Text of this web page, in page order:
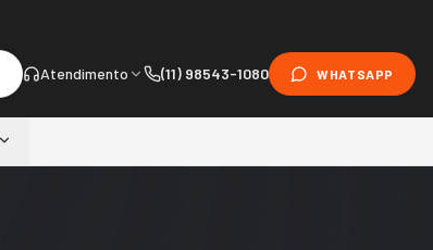
Atendimento (11) 98543-1080 WHATSAPP